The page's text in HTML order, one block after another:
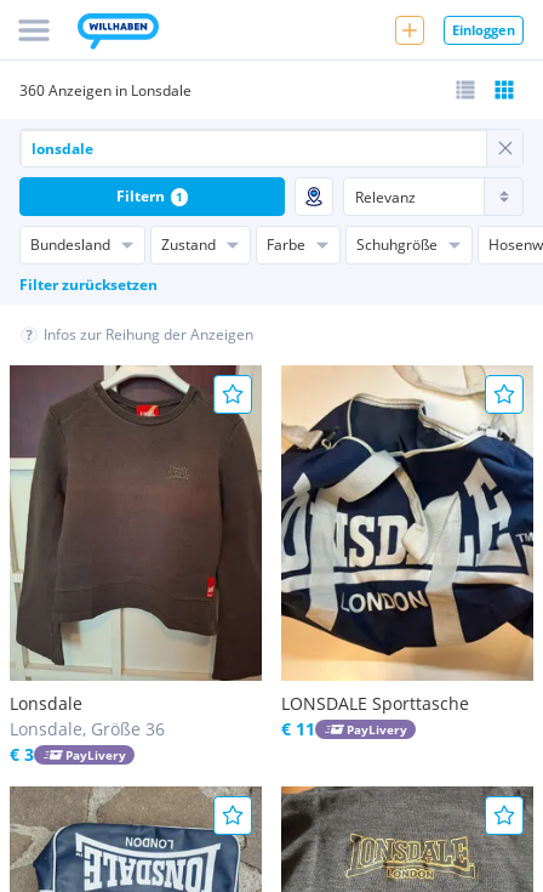
Einloggen
360 Anzeigen in Lonsdale
Bundesland Zustand Farbe Schuhgröße
Filter zurücksetzen
Filtern 1
Infos zur Reihung der Anzeigen
Lonsdale
Lonsdale, Größe 36
€ 3
PayLivery
LONSDALE Sporttasche
€ 11
PayLivery